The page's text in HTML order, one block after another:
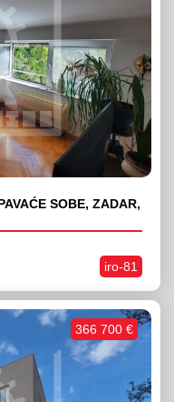
SOBE, ZADAR,
iro-81
366 700 €